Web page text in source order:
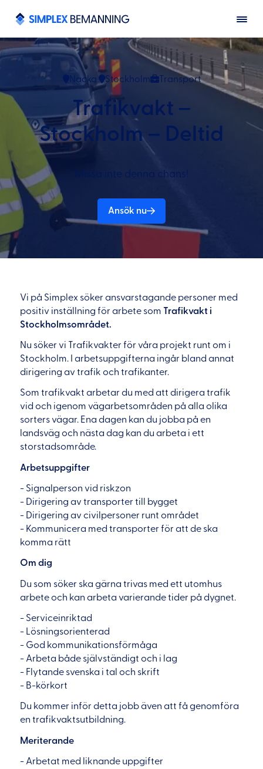
Nacka Stockholm Transport
Trafikvakt –
Stockholm – Deltid
Missa inte denna chans!
Ansök nu
Vi på Simplex söker ansvarstagande personer med
positiv inställning för arbete som Trafikvakt i
Stockholmsområdet.
Nu söker vi Trafikvakter för våra projekt runt om i
Stockholm. I arbetsuppgifterna ingår bland annat
dirigering av trafik och trafikanter.
Som trafikvakt arbetar du med att dirigera trafik
vid och igenom vägarbetsområden på alla olika
sorters vägar. Ena dagen kan du jobba på en
landsväg och nästa dag kan du arbeta i ett
storstadsområde.
Arbetsuppgifter
- Signalperson vid riskzon
- Dirigering av transporter till bygget
- Dirigering av civilpersoner runt området
- Kommunicera med transporter för att de ska
komma rätt
Om dig
Du som söker ska gärna trivas med ett utomhus
arbete och kan arbeta varierande tider på dygnet.
- Serviceinriktad
- Lösningsorienterad
- God kommunikationsförmåga
- Arbeta både självständigt och i lag
- Flytande svenska i tal och skrift
- B-körkort
Du kommer inför detta jobb även att få genomföra
en trafikvaktsutbildning.
Meriterande
- Arbetat med liknande uppgifter